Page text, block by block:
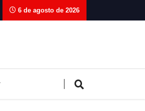
6 de agosto de 2026